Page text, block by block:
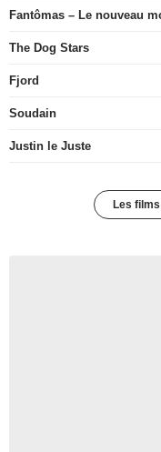
Fantômas – Le nouveau
The Dog Stars
Fjord
Soudain
Justin le Juste
Les